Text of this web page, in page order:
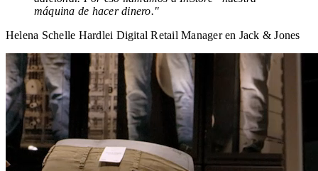
máquina de hacer dinero."
Helena Schelle Hardlei Digital Retail Manager en Jack & Jones